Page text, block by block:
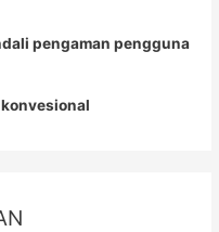
pengaman pengguna